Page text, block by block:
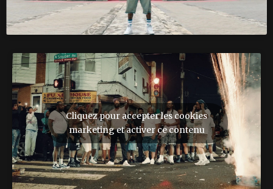
Cliquez pour accepter les cookies
marketing et activer ce contenu